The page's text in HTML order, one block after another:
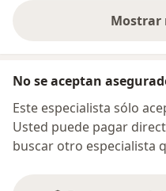
Mostrar
No se aceptan
Este especialista sólo
Usted puede pagar
buscar otro especialista